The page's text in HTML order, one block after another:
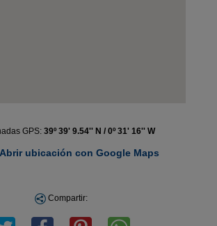
GPS: 39º 39' 9.54'' N / 0º 31' 16'' W
Abrir ubicación con Google Maps
Compartir: